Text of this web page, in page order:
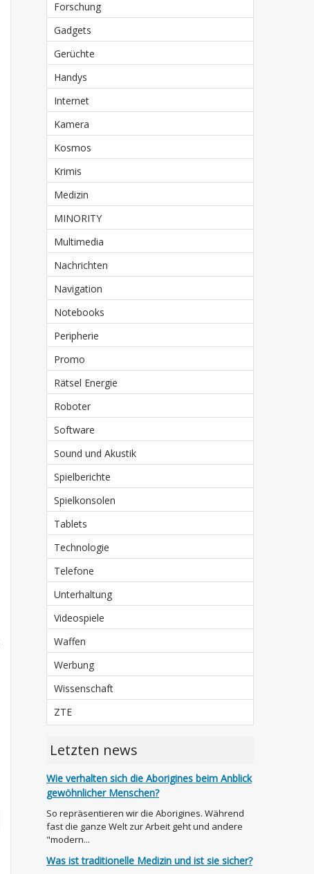
Forschung
Gadgets
Gerüchte
Handys
Internet
Kamera
Kosmos
Krimis
Medizin
MINORITY
Multimedia
Nachrichten
Navigation
Notebooks
Peripherie
Promo
Rätsel Energie
Roboter
Software
Sound und Akustik
Spielberichte
Spielkonsolen
Tablets
Technologie
Telefone
Unterhaltung
Videospiele
Waffen
Werbung
Wissenschaft
ZTE
Letzten news
Wie verhalten sich die Aborigines beim Anblick
gewöhnlicher Menschen?
So repräsentieren wir die Aborigines. Während
fast die ganze Welt zur Arbeit geht und andere
"modern...
Was ist traditionelle Medizin und ist sie sicher?